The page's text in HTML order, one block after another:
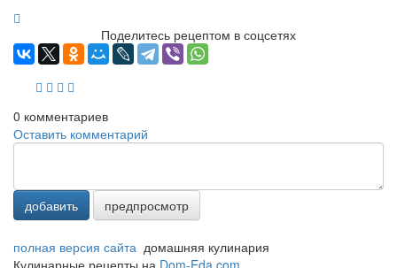
Поделитесь рецептом в соцсетях
0 комментариев
Оставить комментарий
добавить предпросмотр
полная версия сайта домашняя кулинария
Кулинарные рецепты на Dom-Eda.com